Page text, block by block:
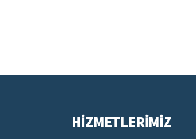
HİZMETLERİMİZ